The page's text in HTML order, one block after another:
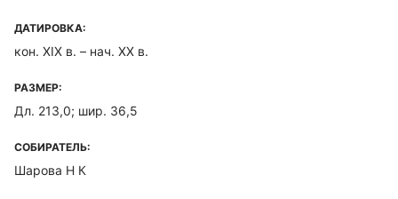
ДАТИРОВКА:
кон. XIX в. – нач. XX в.
РАЗМЕР:
Дл. 213,0; шир. 36,5
СОБИРАТЕЛЬ:
Шарова Н К